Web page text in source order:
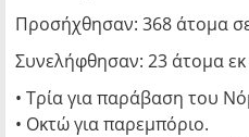
Προσήχθησαν: 368 άτομα
Συνελήφθησαν: 23 άτομα
• Τρία για παράβαση του
• Οκτώ για παρεμπόριο.